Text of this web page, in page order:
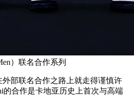
）联名合作系列
部联名合作之路上就走得谨慎许
的合作是卡地亚历史上首次与高端